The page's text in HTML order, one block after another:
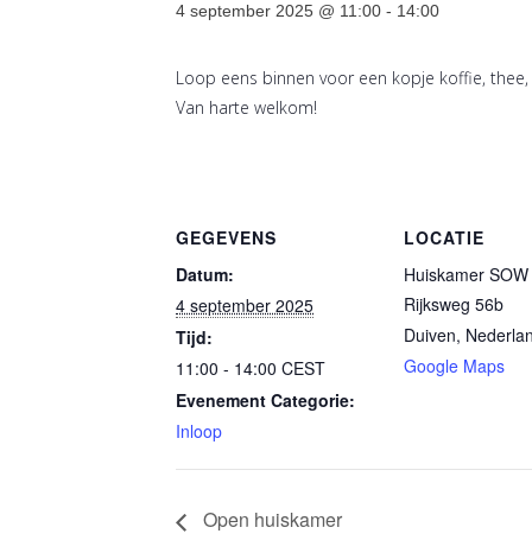
4 september 2025 @ 11:00 - 14:00
Loop eens binnen voor een kopje koffie,
Van harte welkom!
GEGEVENS
Datum:
4 september 2025
Tijd:
11:00 - 14:00 CEST
Evenement Categorie:
Inloop
LOCATIE
Huiskamer
Rijksweg 56b
Duiven,
Google Maps
Open huiskamer